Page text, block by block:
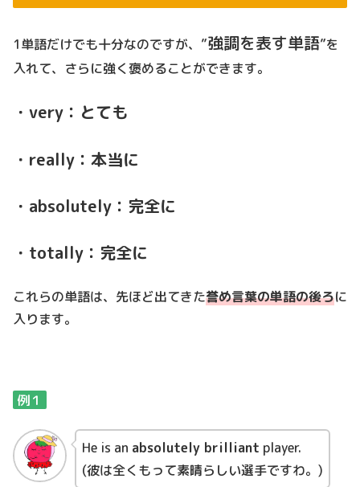
1単語だけでも十分なのですが、”強調を表す単語”を
入れて、さらに強く褒めることができます。
・very：とても
・really：本当に
・absolutely：完全に
・totally：完全に
これらの単語は、先ほど出てきた誉め言葉の単語の後ろに
入ります。
例１
He is an absolutely brilliant player.
(彼は全くもって素晴らしい選手ですわ。)